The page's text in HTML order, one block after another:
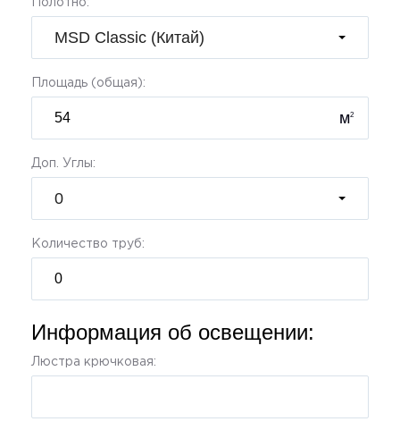
Полотно:
MSD Classic (Китай)
Площадь (общая):
м2
Доп. Углы:
0
Количество труб:
Информация об освещении:
Люстра крючковая: